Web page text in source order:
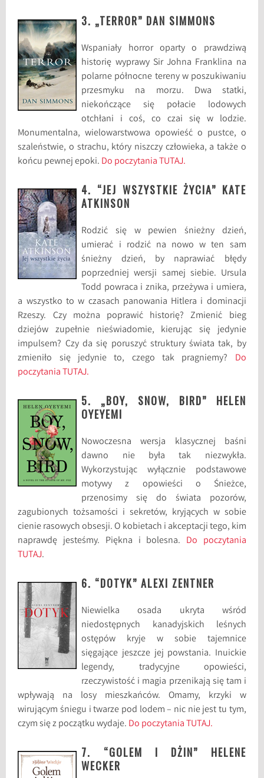
3. „TERROR” DAN SIMMONS
Wspaniały horror oparty o prawdziwą
historię wyprawy Sir Johna Franklina na
polarne północne tereny w poszukiwaniu
przesmyku na morzu. Dwa statki,
niekończące się połacie lodowych
otchłani i coś, co czai się w lodzie.
Monumentalna, wielowarstwowa opowieść o pustce, o
szaleństwie, o strachu, który niszczy człowieka, a także o
końcu pewnej epoki. Do poczytania TUTAJ.
4. “JEJ WSZYSTKIE ŻYCIA” KATE
ATKINSON
Rodzić się w pewien śnieżny dzień,
umierać i rodzić na nowo w ten sam
śnieżny dzień, by naprawiać błędy
poprzedniej wersji samej siebie. Ursula
Todd powraca i znika, przeżywa i umiera,
a wszystko to w czasach panowania Hitlera i dominacji
Rzeszy. Czy można poprawić historię? Zmienić bieg
dziejów zupełnie nieświadomie, kierując się jedynie
impulsem? Czy da się poruszyć struktury świata tak, by
zmieniło się jedynie to, czego tak pragniemy? Do
poczytania TUTAJ.
5. „BOY, SNOW, BIRD” HELEN
OYEYEMI
Nowoczesna wersja klasycznej baśni
dawno nie była tak niezwykła.
Wykorzystując wyłącznie podstawowe
motywy z opowieści o Śnieżce,
przenosimy się do świata pozorów,
zagubionych tożsamości i sekretów, kryjących w sobie
cienie rasowych obsesji. O kobietach i akceptacji tego, kim
naprawdę jesteśmy. Piękna i bolesna. Do poczytania
TUTAJ.
6. “DOTYK” ALEXI ZENTNER
Niewielka osada ukryta wśród
niedostępnych kanadyjskich leśnych
ostępów kryje w sobie tajemnice
sięgające jeszcze jej powstania. Inuickie
legendy, tradycyjne opowieści,
rzeczywistość i magia przenikają się tam i
wpływają na losy mieszkańców. Omamy, krzyki w
wirującym śniegu i twarze pod lodem – nic nie jest tu tym,
czym się z początku wydaje. Do poczytania TUTAJ.
7. “GOLEM I DŻIN” HELENE
WECKER